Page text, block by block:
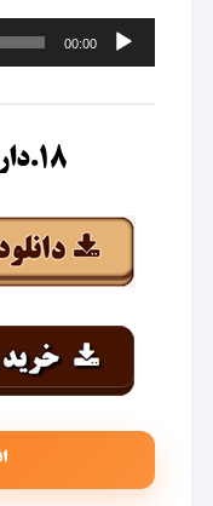
پخش‌کننده
صوت
00:00
۱۸.دارم باز عاشقت میشم